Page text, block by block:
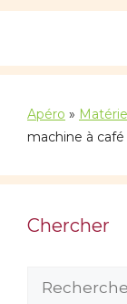
Apéro » Matériel
machine à café
Chercher
Rechercher :